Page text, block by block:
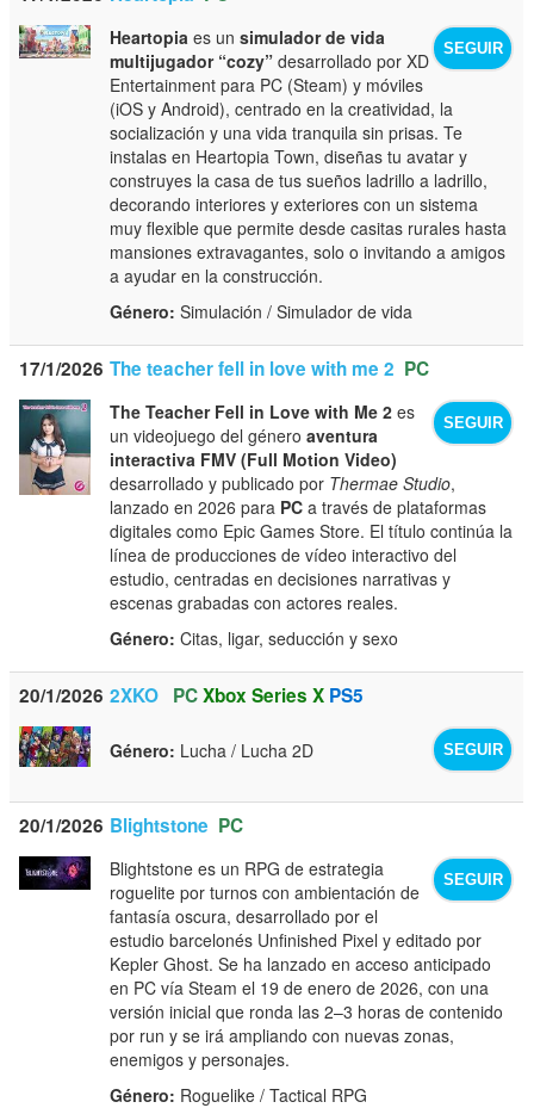
SEGUIR
Heartopia es unsimulador de vida
multijugador “cozy” desarrollado por XD
Entertainment para PC (Steam) y móviles
(iOS y Android), centrado en la creatividad, la
socialización y una vida tranquila sin prisas. Te
instalas en Heartopia Town, diseñas tu avatar y
construyes la casa de tus sueños ladrillo a ladrillo,
decorando interiores y exteriores con un sistema
muy flexible que permite desde casitas rurales hasta
mansiones extravagantes, solo o invitando a amigos
a ayudar en la construcción.
Género: Simulación / Simulador de vida
17/1/2026 The teacher fell in love with me 2 PC
SEGUIR
The Teacher Fell in Love with Me 2 es
un videojuego del géneroaventura
interactiva FMV (Full Motion Video)
desarrollado y publicado por Thermae Studio,
lanzado en 2026 para PC a través de plataformas
digitales como Epic Games Store. El título continúa la
línea de producciones de vídeo interactivo del
estudio, centradas en decisiones narrativas y
escenas grabadas con actores reales.
Género: Citas, ligar, seducción y sexo
20/1/2026 2XKO PCXbox Series X PS5
SEGUIR
Género: Lucha / Lucha 2D
20/1/2026 Blightstone PC
SEGUIR
Blightstone es un RPG de estrategia
roguelite por turnos con ambientación de
fantasía oscura, desarrollado por el
estudio barcelonés Unfinished Pixel y editado por
Kepler Ghost. Se ha lanzado en acceso anticipado
en PC vía Steam el 19 de enero de 2026, con una
versión inicial que ronda las 2–3 horas de contenido
por run y se irá ampliando con nuevas zonas,
enemigos y personajes.
Género: Roguelike / Tactical RPG